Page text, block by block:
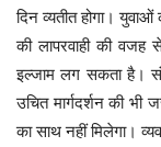
दिन व्यतीत होगा।
की लापरवाही की
इल्जाम लग सकता है।
उचित मार्गदर्शन की भी
का साथ नहीं मिलेगा।